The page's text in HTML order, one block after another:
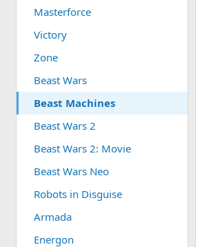
Masterforce
Victory
Zone
Beast Wars
Beast Machines
Beast Wars 2
Beast Wars 2: Movie
Beast Wars Neo
Robots in Disguise
Armada
Energon